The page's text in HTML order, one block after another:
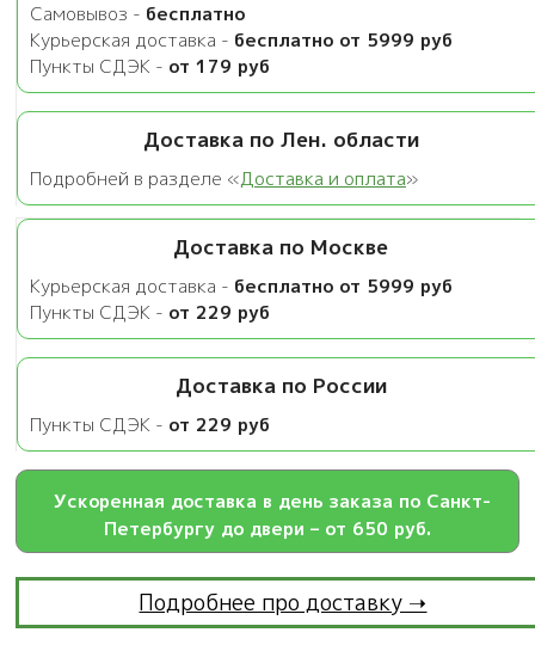
Самовывоз - бесплатно
Курьерская доставка - бесплатно от 5999 руб
Пункты СДЭК - от 179 руб
Доставка по Лен. области
Подробней в разделе «Доставка и оплата»
Доставка по Москве
Курьерская доставка - бесплатно от 5999 руб
Пункты СДЭК - от 229 руб
Доставка по России
Пункты СДЭК - от 229 руб
Ускоренная доставка в день заказа по Санкт-
Петербургу до двери – от 650 руб.
Подробнее про доставку ➝